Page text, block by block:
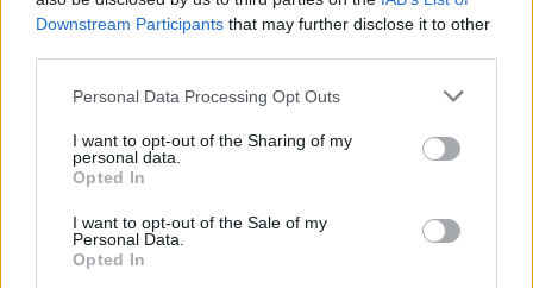
Downstream Participants that may further disclose it to other
Personal Data Processing Opt Outs
I want to opt-out of the Sharing of my
personal data.
Opted In
I want to opt-out of the Sale of my
Personal Data.
Opted In
Κινηματογράφος